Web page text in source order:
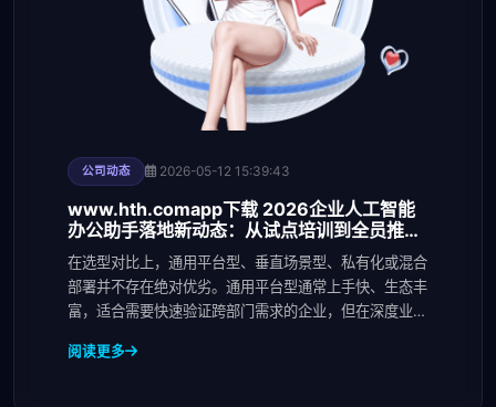
公司动态 2026-05-12 15:39:43
www.hth.comapp下载 2026企业人工智能
办公助手落地新动态：从试点培训到全员推广
的ROI评估框架
在选型对比上，通用平台型、垂直场景型、私有化或混合
部署并不存在绝对优劣。通用平台型通常上手快、生态丰
富，适合需要快速验证跨部门需求的企业，但在深度业务
阅读更多